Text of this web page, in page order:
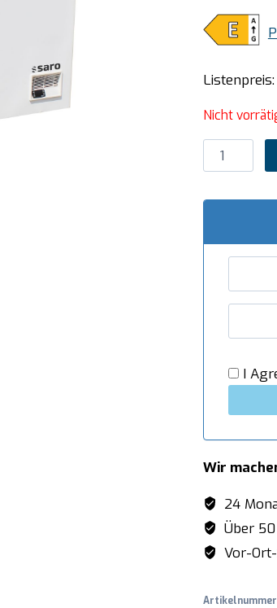
Listenpreis:
Nicht
SARO
Gefriertruhe
I
Wir
24
Über
Vor-